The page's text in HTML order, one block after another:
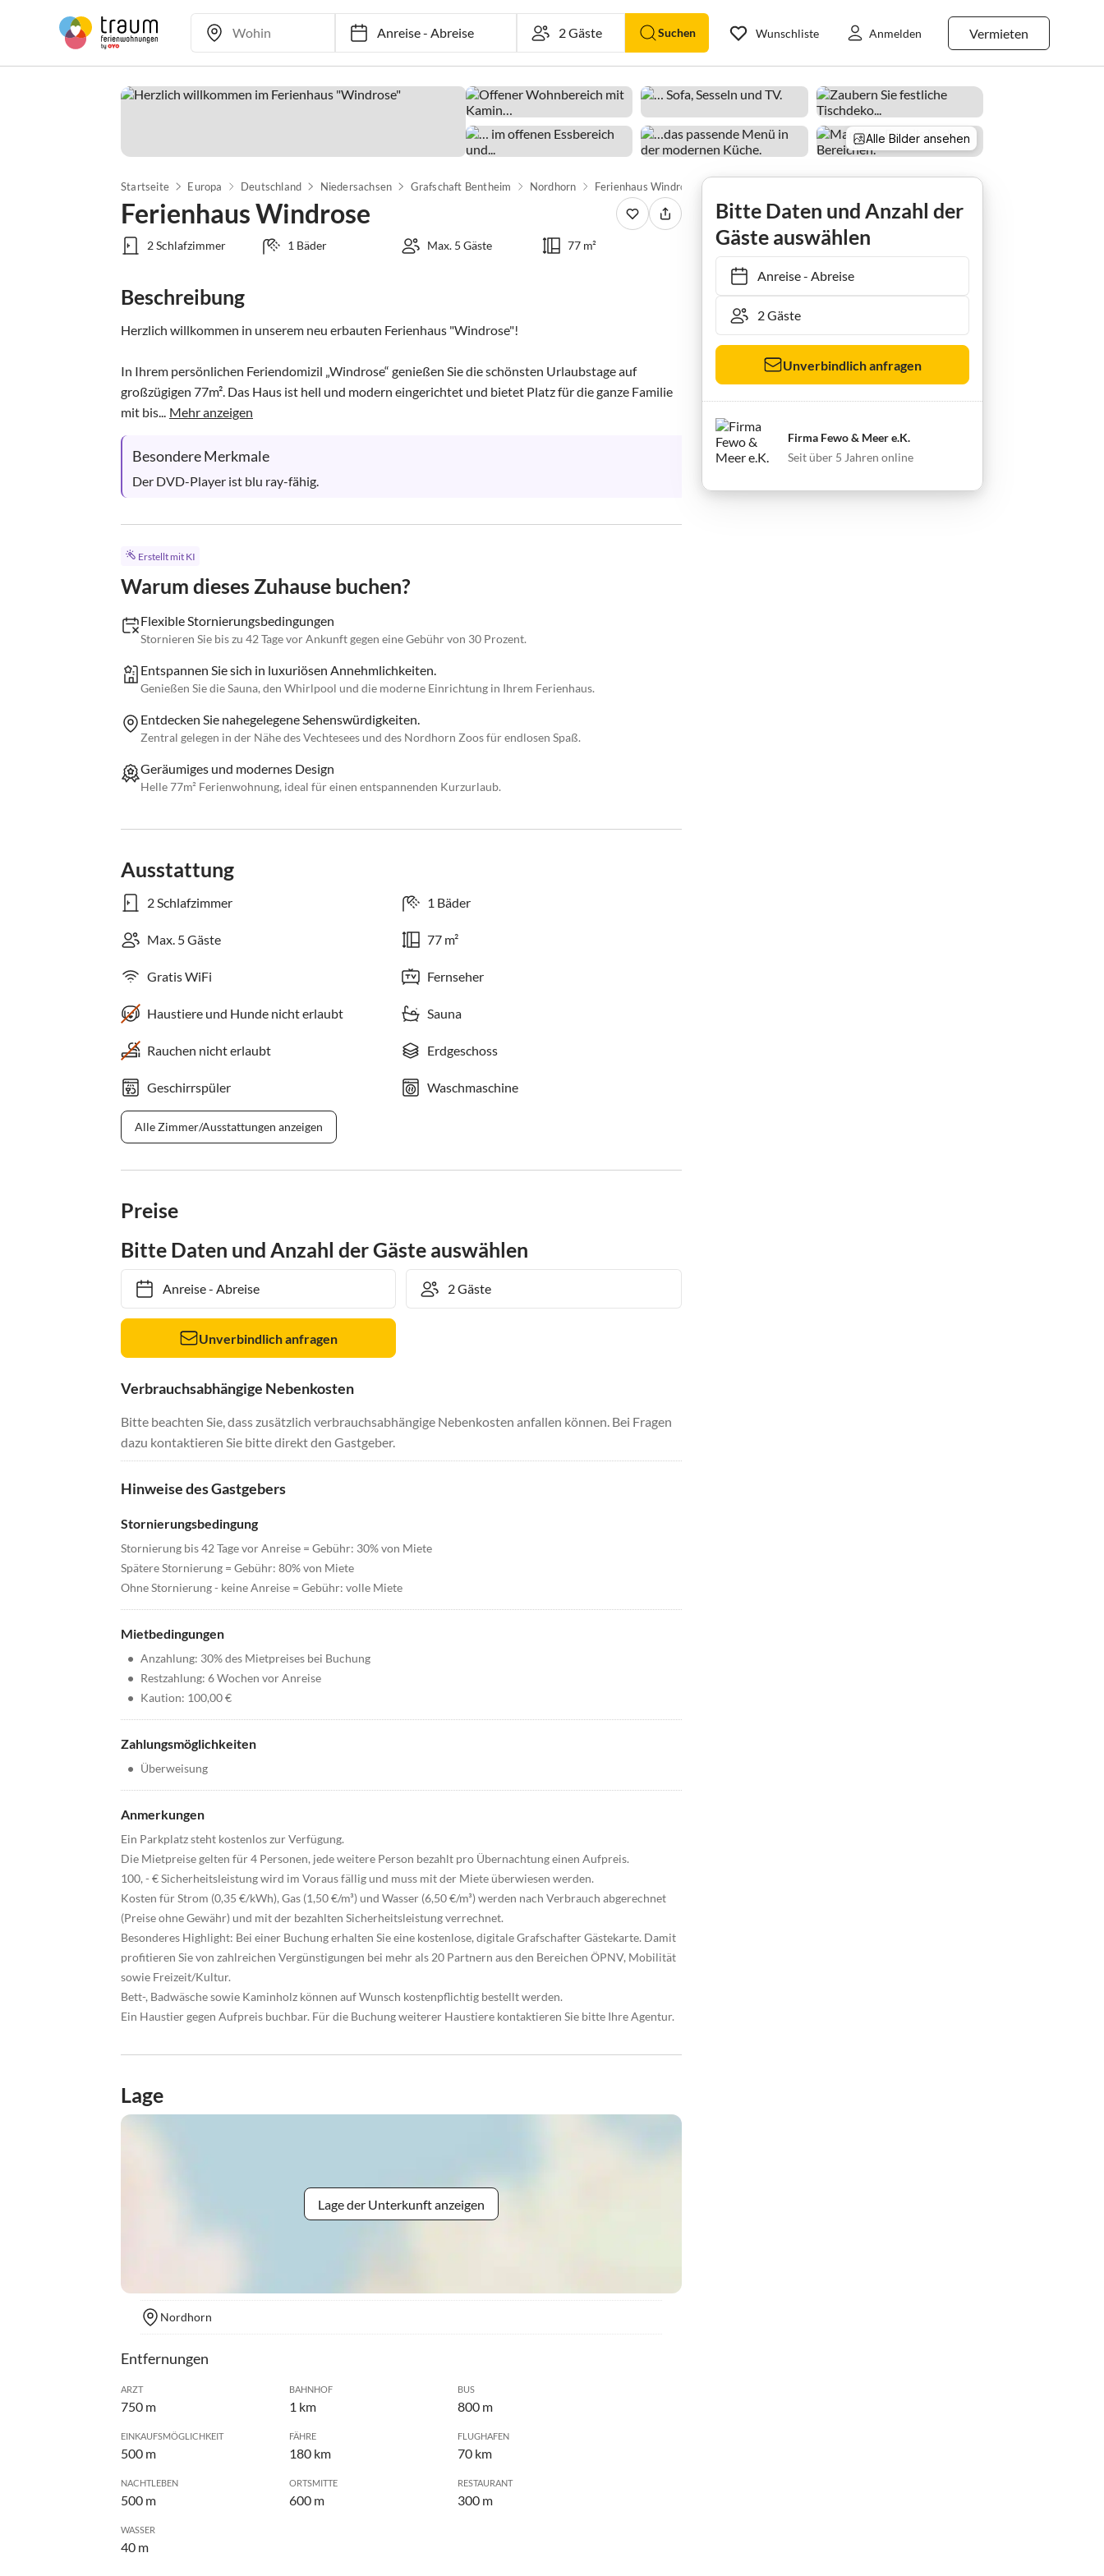
Anreise-Abreise Suchen Vermieten
Wunschliste Anmelden
Alle Bilder ansehen
Startseite Europa Deutschland Niedersachsen Grafschaft Bentheim Nordhorn Ferienhaus Windrose
Ferienhaus Windrose
2 Schlafzimmer 1 Bäder Max. 5 Gäste 77 m²
Beschreibung
Herzlich willkommen in unserem neu erbauten Ferienhaus "Windrose"!
In Ihrem persönlichen Feriendomizil „Windrose“ genießen Sie die schönsten Urlaubstage auf
großzügigen 77m². Das Haus ist hell und modern eingerichtet und bietet Platz für die ganze Familie
mit bis... Mehr anzeigen
Besondere Merkmale
Der DVD-Player ist blu ray-fähig.
Erstellt mit KI
Warum dieses Zuhause buchen?
Flexible Stornierungsbedingungen
Stornieren Sie bis zu 42 Tage vor Ankunft gegen eine Gebühr von 30 Prozent.
Entspannen Sie sich in luxuriösen Annehmlichkeiten.
Genießen Sie die Sauna, den Whirlpool und die moderne Einrichtung in Ihrem Ferienhaus.
Entdecken Sie nahegelegene Sehenswürdigkeiten.
Zentral gelegen in der Nähe des Vechtesees und des Nordhorn Zoos für endlosen Spaß.
Geräumiges und modernes Design
Helle 77m² Ferienwohnung, ideal für einen entspannenden Kurzurlaub.
Ausstattung
2 Schlafzimmer 1 Bäder
Max. 5 Gäste 77 m²
Gratis WiFi Fernseher
Haustiere und Hunde nicht erlaubt Sauna
Rauchen nicht erlaubt Erdgeschoss
Geschirrspüler Waschmaschine
Alle Zimmer/Ausstattungen anzeigen
Preise
Bitte Daten und Anzahl der Gäste auswählen
Anreise- Abreise
Unverbindlich anfragen
Verbrauchsabhängige Nebenkosten
Bitte beachten Sie, dass zusätzlich verbrauchsabhängige Nebenkosten anfallen können. Bei Fragen
dazu kontaktieren Sie bitte direkt den Gastgeber.
Hinweise des Gastgebers
Stornierungsbedingung
Stornierung bis 42 Tage vor Anreise = Gebühr: 30% von Miete
Spätere Stornierung = Gebühr: 80% von Miete
Ohne Stornierung - keine Anreise = Gebühr: volle Miete
Mietbedingungen
• Anzahlung: 30% des Mietpreises bei Buchung
• Restzahlung: 6 Wochen vor Anreise
• Kaution: 100,00 €
Zahlungsmöglichkeiten
• Überweisung
Anmerkungen
Ein Parkplatz steht kostenlos zur Verfügung.
Die Mietpreise gelten für 4 Personen, jede weitere Person bezahlt pro Übernachtung einen Aufpreis.
100, - € Sicherheitsleistung wird im Voraus fällig und muss mit der Miete überwiesen werden.
Kosten für Strom (0,35 €/kWh), Gas (1,50 €/m³) und Wasser (6,50 €/m³) werden nach Verbrauch abgerechnet
(Preise ohne Gewähr) und mit der bezahlten Sicherheitsleistung verrechnet.
Besonderes Highlight: Bei einer Buchung erhalten Sie eine kostenlose, digitale Grafschafter Gästekarte. Damit
profitieren Sie von zahlreichen Vergünstigungen bei mehr als 20 Partnern aus den Bereichen ÖPNV, Mobilität
sowie Freizeit/Kultur.
Bett-, Badwäsche sowie Kaminholz können auf Wunsch kostenpflichtig bestellt werden.
Ein Haustier gegen Aufpreis buchbar. Für die Buchung weiterer Haustiere kontaktieren Sie bitte Ihre Agentur.
Lage
Lage der Unterkunft anzeigen
Nordhorn
Entfernungen
ARZT
750 m
BAHNHOF
1 km
BUS
800 m
EINKAUFSMÖGLICHKEIT
500 m
FÄHRE
180 km
FLUGHAFEN
70 km
NACHTLEBEN
500 m
ORTSMITTE
600 m
RESTAURANT
300 m
WASSER
40 m
Bitte Daten und Anzahl der
Gäste auswählen
Anreise- Abreise
Unverbindlich anfragen
Firma Fewo & Meer e.K.
Seit über 5 Jahren online